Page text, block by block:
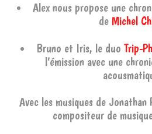
Alex nous propose une
de Michel
Bruno et Iris, le duo Trip-
l’émission avec une
Avec les musiques de Jonathan
compositeur de